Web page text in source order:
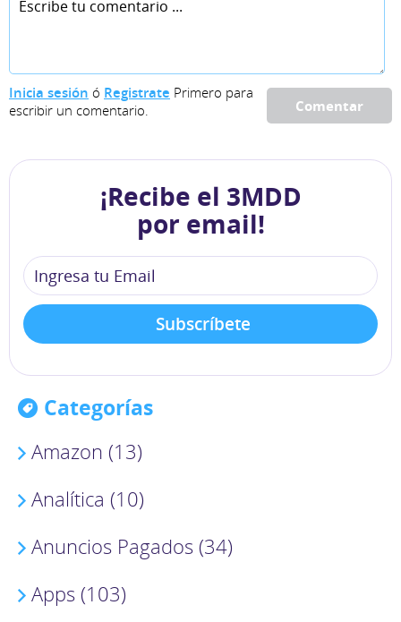
Comentar
Inicia sesión ó Registrate Primero para
escribir un comentario.
¡Recibe el 3MDD
por email!
Categorías
Amazon (13)
Analítica (10)
Anuncios Pagados (34)
Apps (103)